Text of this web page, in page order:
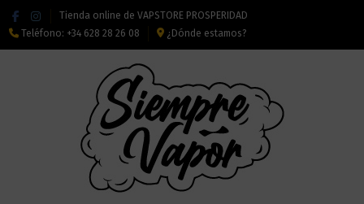
Tienda online de VAPSTORE PROSPERIDAD
Teléfono: +34 628 28 26 08 ¿Dónde estamos?